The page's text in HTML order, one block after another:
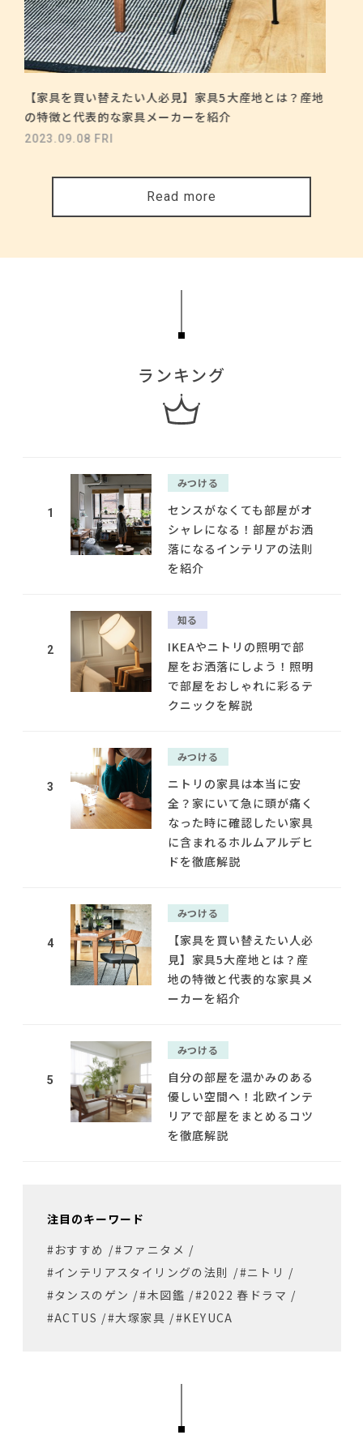
【家具を買い替えたい人必見】家具5大産地とは？産地
の特徴と代表的な家具メーカーを紹介
2023.09.08 FRI
Read more
ランキング
1
みつける
センスがなくても部屋がオ
シャレになる！部屋がお洒
落になるインテリアの法則
を紹介
2
知る
IKEAやニトリの照明で部
屋をお洒落にしよう！照明
で部屋をおしゃれに彩るテ
クニックを解説
3
みつける
ニトリの家具は本当に安
全？家にいて急に頭が痛く
なった時に確認したい家具
に含まれるホルムアルデヒ
ドを徹底解説
4
みつける
【家具を買い替えたい人必
見】家具5大産地とは？産
地の特徴と代表的な家具メ
ーカーを紹介
5
みつける
自分の部屋を温かみのある
優しい空間へ！北欧インテ
リアで部屋をまとめるコツ
を徹底解説
注目のキーワード
#おすすめ /#ファニタメ /
#インテリアスタイリングの法則 /#ニトリ /
#タンスのゲン /#木図鑑 /#2022 春ドラマ /
#ACTUS /#大塚家具 /#KEYUCA